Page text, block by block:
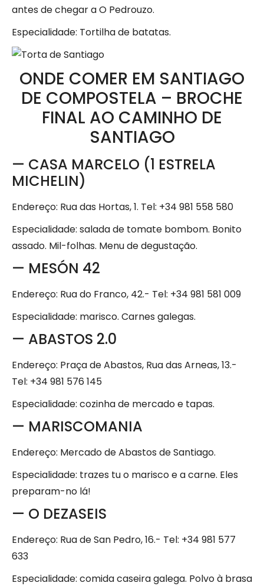
antes de chegar a O Pedrouzo.
Especialidade: Tortilha de batatas.
ONDE COMER EM SANTIAGO
DE COMPOSTELA – BROCHE
FINAL AO CAMINHO DE
SANTIAGO
— CASA MARCELO (1 ESTRELA
MICHELIN)
Endereço: Rua das Hortas, 1. Tel: +34 981 558 580
Especialidade: salada de tomate bombom. Bonito
assado. Mil-folhas. Menu de degustação.
— MESÓN 42
Endereço: Rua do Franco, 42.- Tel: +34 981 581 009
Especialidade: marisco. Carnes galegas.
— ABASTOS 2.0
Endereço: Praça de Abastos, Rua das Arneas, 13.-
Tel: +34 981 576 145
Especialidade: cozinha de mercado e tapas.
— MARISCOMANIA
Endereço: Mercado de Abastos de Santiago.
Especialidade: trazes tu o marisco e a carne. Eles
preparam-no lá!
— O DEZASEIS
Endereço: Rua de San Pedro, 16.- Tel: +34 981 577
633
Especialidade: comida caseira galega. Polvo à brasa